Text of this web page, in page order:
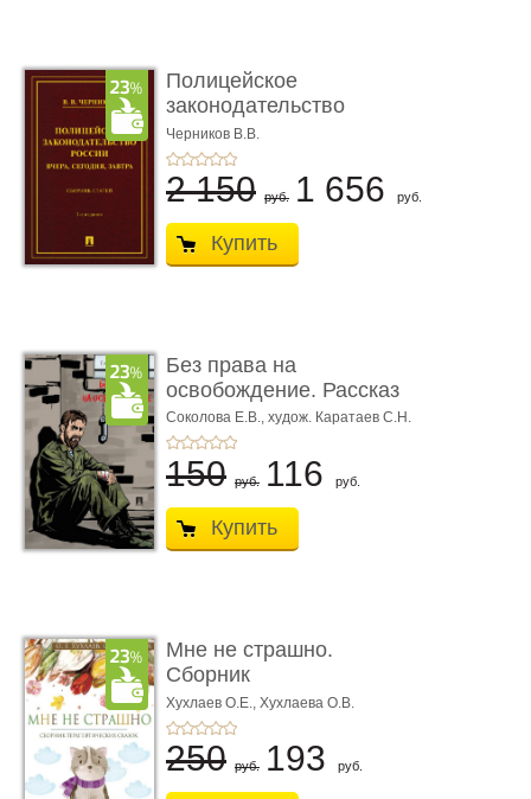
Полицейское
законодательство
России: вчера, с� ...
Черников В.В.
2 150 руб. 1 656 руб.
Купить
Без права на
освобождение. Рассказ
Соколова Е.В., худож. Каратаев С.Н.
150 руб. 116 руб.
Купить
Мне не страшно.
Сборник
терапевтических
сказо� ...
Хухлаев О.Е., Хухлаева О.В.
250 руб. 193 руб.